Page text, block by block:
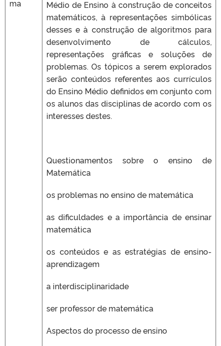
ma
Médio de Ensino à construção de conceitos
matemáticos, à representações simbólicas
desses e à construção de algoritmos para
desenvolvimento de cálculos,
representações gráficas e soluções de
problemas. Os tópicos a serem explorados
serão conteúdos referentes aos currículos
do Ensino Médio definidos em conjunto com
os alunos das disciplinas de acordo com os
interesses destes.
Questionamentos sobre o ensino de
Matemática
os problemas no ensino de matemática
as dificuldades e a importância de ensinar
matemática
os conteúdos e as estratégias de ensino-
aprendizagem
a interdisciplinaridade
ser professor de matemática
Aspectos do processo de ensino